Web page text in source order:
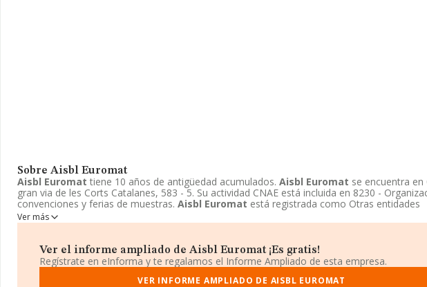
Sobre Aisbl Euromat
Aisbl Euromat tiene 10 años de antigüedad acumulados. Aisbl Euromat se encuentra en
gran via de les Corts Catalanes, 583 - 5. Su actividad CNAE está incluida en 8230 -
convenciones y ferias de muestras. Aisbl Euromat está registrada como Otras entidades
extranjeras.
Ver más
Ver el informe ampliado de Aisbl Euromat ¡Es gratis!
Regístrate en eInforma y te regalamos el Informe Ampliado de esta empresa.
VER INFORME AMPLIADO DE AISBL EUROMAT